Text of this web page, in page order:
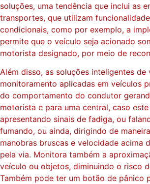
soluções, uma tendência que inclui as
transportes, que utilizam
condicionais, como por exemplo, a
permite que o veículo seja acionado
motorista designado, por meio de
Além disso, as soluções inteligentes de
monitoramento aplicadas em veículos
do comportamento do condutor
motorista e para uma central, caso este
apresentando sinais de fadiga, ou
fumando, ou ainda, dirigindo de
manobras bruscas e velocidade acima
pela via. Monitora também a
veículo ou objetos, diminuindo o risco
Também pode ter um botão de pânico